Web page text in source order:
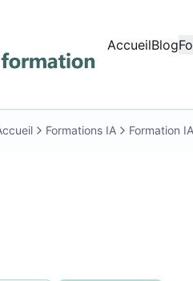
AccueilBlog
Formations IA Formation